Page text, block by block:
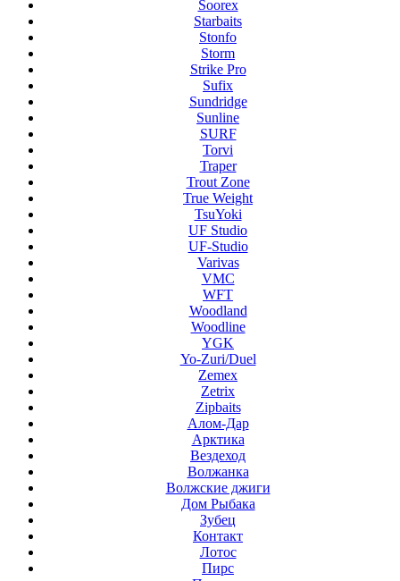
Soorex
Starbaits
Stonfo
Storm
Strike Pro
Sufix
Sundridge
Sunline
SURF
Torvi
Traper
Trout Zone
True Weight
TsuYoki
UF Studio
UF-Studio
Varivas
VMC
WFT
Woodland
Woodline
YGK
Yo-Zuri/Duel
Zemex
Zetrix
Zipbaits
Алом-Дар
Арктика
Вездеход
Волжанка
Волжские джиги
Дом Рыбака
Зубец
Контакт
Лотос
Пирс